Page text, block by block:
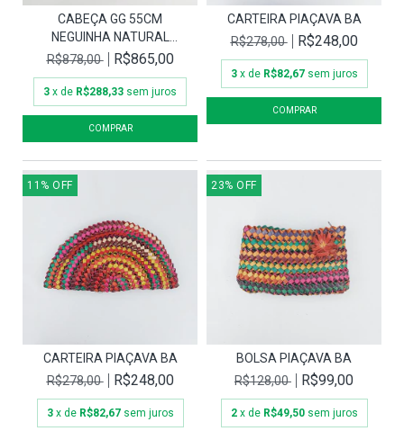
CABEÇA GG 55CM
NEGUINHA NATURAL
MULHER
R$878,00 R$865,00
3 x de R$288,33 sem juros
CARTEIRA PIAÇAVA BA
R$278,00
R$248,00
3 x de R$82,67 sem juros
11 % OFF
CARTEIRA PIAÇAVA BA
R$278,00
R$248,00
3 x de R$82,67 sem juros
23% OFF
BOLSA PIAÇAVA BA
R$128,00
R$99,00
2 x de R$49,50 sem juros